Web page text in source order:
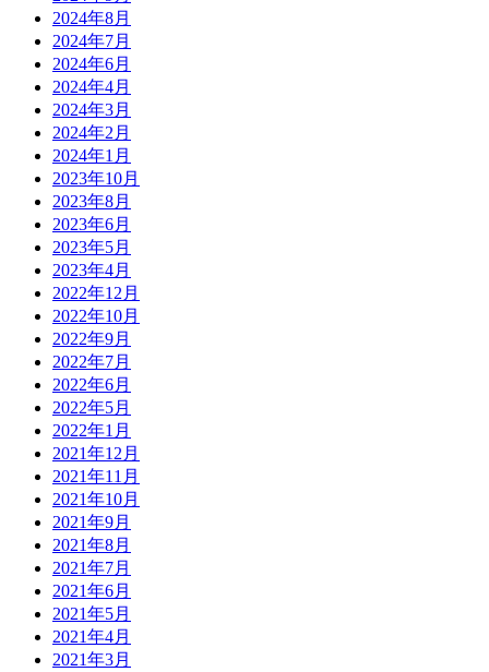
2024年8月
2024年7月
2024年6月
2024年4月
2024年3月
2024年2月
2024年1月
2023年10月
2023年8月
2023年6月
2023年5月
2023年4月
2022年12月
2022年10月
2022年9月
2022年7月
2022年6月
2022年5月
2022年1月
2021年12月
2021年11月
2021年10月
2021年9月
2021年8月
2021年7月
2021年6月
2021年5月
2021年4月
2021年3月